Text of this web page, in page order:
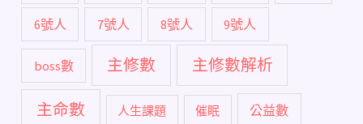
6號人 7號人 8號人 9號人
boss數 主修數 主修數解析
主命數 人生課題 催眠 公益數